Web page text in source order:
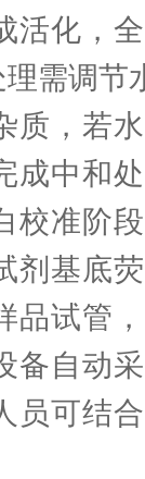
活化，
需调节
质，若
成中和
校准阶
剂基底
品试管
备自动
员可结